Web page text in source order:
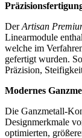
DerArtisan
Linearmodule
welche im
gefertigt wurden.
Präzision,
Modernes
Die Ganzmetall-
Designmerkmale
optimierten,